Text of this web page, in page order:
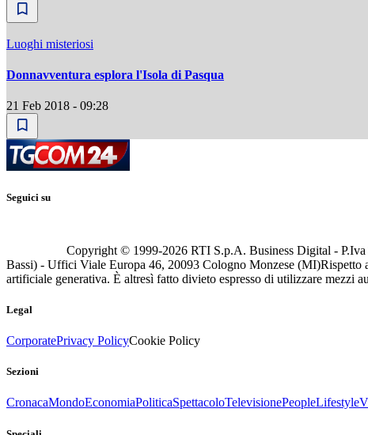
Luoghi misteriosi
Donnavventura esplora l'Isola di Pasqua
21 Feb 2018 - 09:28
Seguici su
Copyright © 1999-2026 RTI S.p.A. Business Digital -
Bassi) - Uffici Viale Europa 46, 20093 Cologno Monzese (MI)Rispetto
artificiale generativa. È altresì fatto divieto espresso di utilizzare mezzi
Legal
CorporatePrivacy PolicyCookie Policy
Sezioni
CronacaMondoEconomiaPoliticaSpettacoloTelevisionePeopleLifestyle